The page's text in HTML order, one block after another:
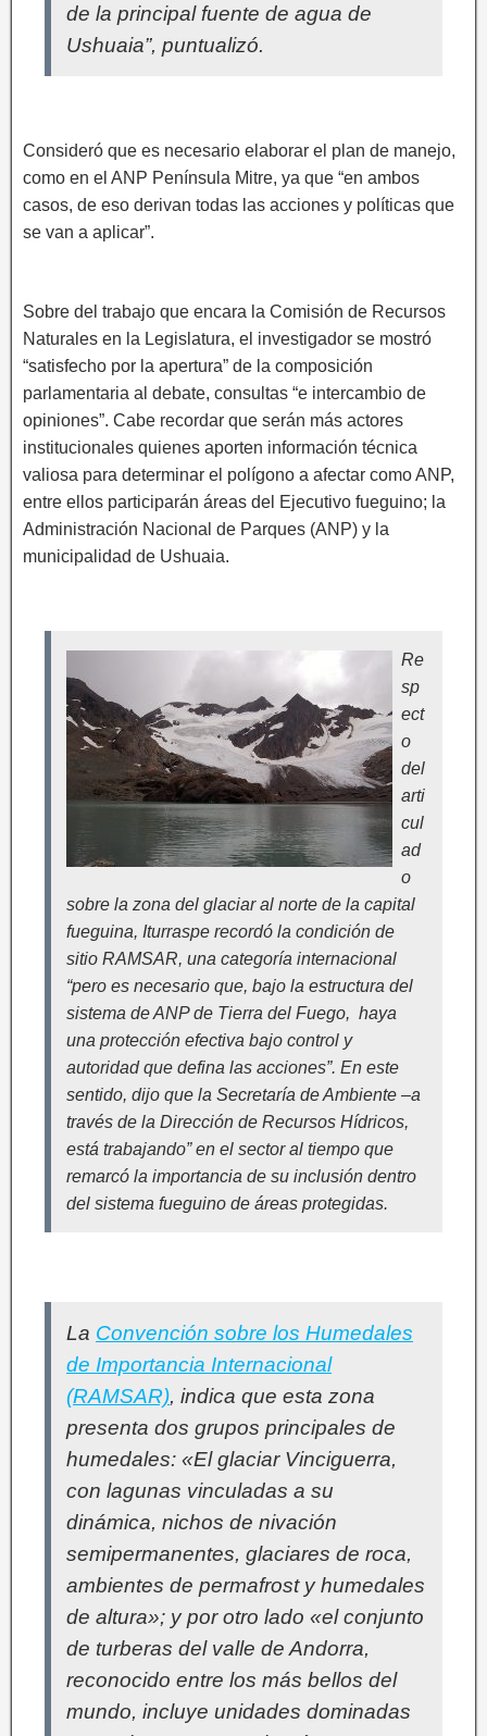
de la principal fuente de agua de
Ushuaia”, puntualizó.
Consideró que es necesario elaborar el plan de manejo,
como en el ANP Península Mitre, ya que “en ambos
casos, de eso derivan todas las acciones y políticas que
se van a aplicar”.
Sobre del trabajo que encara la Comisión de Recursos
Naturales en la Legislatura, el investigador se mostró
“satisfecho por la apertura” de la composición
parlamentaria al debate, consultas “e intercambio de
opiniones”. Cabe recordar que serán más actores
institucionales quienes aporten información técnica
valiosa para determinar el polígono a afectar como ANP,
entre ellos participarán áreas del Ejecutivo fueguino; la
Administración Nacional de Parques (ANP) y la
municipalidad de Ushuaia.
Re
sp
ect
o
del
arti
cul
ad
o
sobre la zona del glaciar al norte de la capital
fueguina, Iturraspe recordó la condición de
sitio RAMSAR, una categoría internacional
“pero es necesario que, bajo la estructura del
sistema de ANP de Tierra del Fuego, haya
una protección efectiva bajo control y
autoridad que defina las acciones”. En este
sentido, dijo que la Secretaría de Ambiente –a
través de la Dirección de Recursos Hídricos,
está trabajando” en el sector al tiempo que
remarcó la importancia de su inclusión dentro
del sistema fueguino de áreas protegidas.
La Convención sobre los Humedales
de Importancia Internacional
(RAMSAR), indica que esta zona
presenta dos grupos principales de
humedales: «El glaciar Vinciguerra,
con lagunas vinculadas a su
dinámica, nichos de nivación
semipermanentes, glaciares de roca,
ambientes de permafrost y humedales
de altura»; y por otro lado «el conjunto
de turberas del valle de Andorra,
reconocido entre los más bellos del
mundo, incluye unidades dominadas